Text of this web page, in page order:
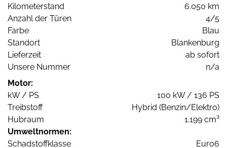
Kilometerstand
6.050 km
Anzahl der Türen
4/5
Farbe
Blau
Standort
Blankenburg
Lieferzeit
ab sofort
Unsere Nummer
n/a
Motor:
kW / PS
100 kW / 136 PS
Treibstoff
Hybrid (Benzin/Elektro)
Hubraum
1.199 cm³
Umweltnormen:
Schadstoffklasse
Euro6